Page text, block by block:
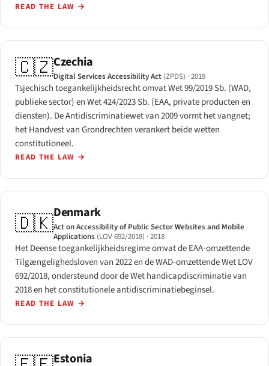
READ THE LAW →
🇨🇿Czechia
Digital Services Accessibility Act (ZPDS) · 2019
Tsjechisch toegankelijkheidsrecht omvat Wet 99/2019 Sb. (WAD,
publieke sector) en Wet 424/2023 Sb. (EAA, private producten en
diensten). De Antidiscriminatiewet van 2009 vormt het vangnet;
het Handvest van Grondrechten verankert beide wetten
constitutioneel.
READ THE LAW →
🇩🇰Denmark
Act on Accessibility of Public Sector Websites and Mobile
Applications (LOV 692/2018) · 2018
Het Deense toegankelijkheidsregime omvat de EAA-omzettende
Tilgængelighedsloven van 2022 en de WAD-omzettende Wet LOV
692/2018, ondersteund door de Wet handicapdiscriminatie van
2018 en het constitutionele antidiscriminatiebeginsel.
READ THE LAW →
Estonia